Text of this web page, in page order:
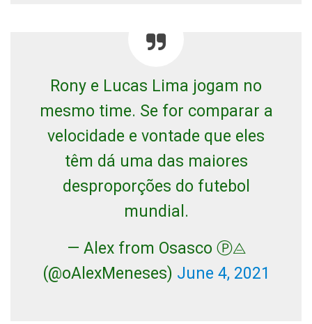
Rony e Lucas Lima jogam no
mesmo time. Se for comparar a
velocidade e vontade que eles
têm dá uma das maiores
desproporções do futebol
mundial.
— Alex from Osasco Ⓟ⨺‏
(@oAlexMeneses) June 4, 2021